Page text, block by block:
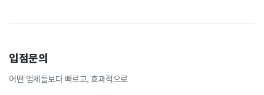
입점문의
어떤 업체들보다 빠르고, 효과적으로